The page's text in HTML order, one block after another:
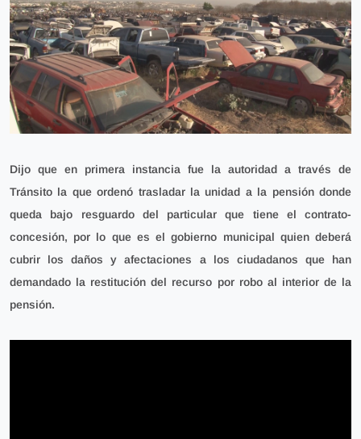
Dijo que en primera instancia fue la autoridad a través de
Tránsito la que ordenó trasladar la unidad a la pensión donde
queda bajo resguardo del particular que tiene el contrato-
concesión, por lo que es el gobierno municipal quien deberá
cubrir losdaños y afectaciones a los ciudadanos que han
demandado la restitución del recurso por robo al interior de la
pensión.